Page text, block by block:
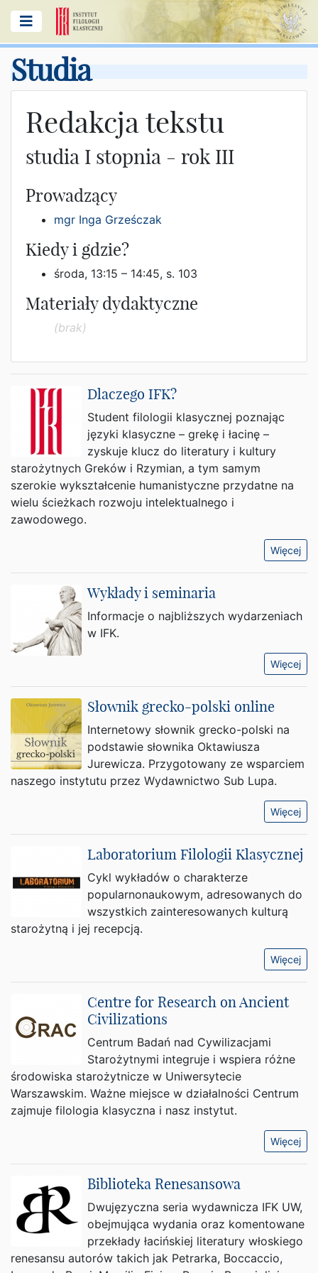
Studia
Redakcja tekstu
studia I stopnia - rok III
Prowadzący
mgr Inga Grześczak
Kiedy i gdzie?
środa, 13:15 – 14:45, s. 103
Materiały dydaktyczne
(brak)
Dlaczego IFK?
Student filologii klasycznej poznając
języki klasyczne – grekę i łacinę –
zyskuje klucz do literatury i kultury
starożytnych Greków i Rzymian, a tym samym
szerokie wykształcenie humanistyczne przydatne na
wielu ścieżkach rozwoju intelektualnego i
zawodowego.
Więcej
Wykłady i seminaria
Informacje o najbliższych wydarzeniach
w IFK.
Więcej
Słownik grecko-polski online
Internetowy słownik grecko-polski na
podstawie słownika Oktawiusza
Jurewicza. Przygotowany ze wsparciem
naszego instytutu przez Wydawnictwo Sub Lupa.
Więcej
Laboratorium Filologii Klasycznej
Cykl wykładów o charakterze
popularnonaukowym, adresowanych do
wszystkich zainteresowanych kulturą
starożytną i jej recepcją.
Więcej
Centre for Research on Ancient
Civilizations
Centrum Badań nad Cywilizacjami
Starożytnymi integruje i wspiera różne
środowiska starożytnicze w Uniwersytecie
Warszawskim. Ważne miejsce w działalności Centrum
zajmuje filologia klasyczna i nasz instytut.
Więcej
Biblioteka Renesansowa
Dwujęzyczna seria wydawnicza IFK UW,
obejmująca wydania oraz komentowane
przekłady łacińskiej literatury włoskiego
renesansu autorów takich jak Petrarka, Boccaccio,